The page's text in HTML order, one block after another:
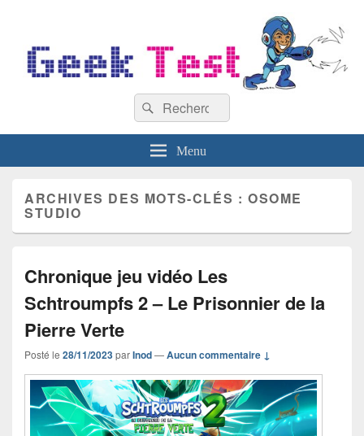
Recherche :
Rechercher
Menu
ARCHIVES DES MOTS-CLÉS :OSOME
STUDIO
Chronique jeu vidéo Les
Schtroumpfs 2 – Le Prisonnier de la
Pierre Verte
Posté le 28/11/2023parInod—Aucun commentaire ↓